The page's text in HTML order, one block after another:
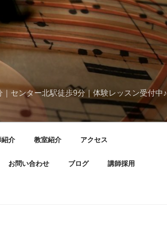
センター北駅徒歩9分｜体験レッスン受付中♪
介 教室紹介 アクセス
お問い合わせ ブログ 講師採用